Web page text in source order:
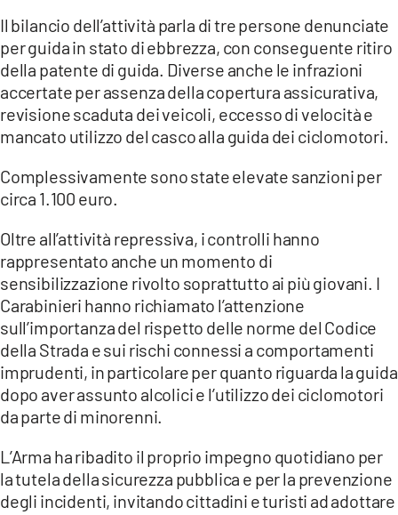
ANDROID
APPLE
Il bilancio dell’attività parla di tre persone denunciate
per guida in stato di ebbrezza, con conseguente ritiro
della patente di guida. Diverse anche le infrazioni
accertate per assenza della copertura assicurativa,
revisione scaduta dei veicoli, eccesso di velocità e
mancato utilizzo del casco alla guida dei ciclomotori.
Complessivamente sono state elevate sanzioni per
circa 1.100 euro.
Oltre all’attività repressiva, i controlli hanno
rappresentato anche un momento di
sensibilizzazione rivolto soprattutto ai più giovani. I
Carabinieri hanno richiamato l’attenzione
sull’importanza del rispetto delle norme del Codice
della Strada e sui rischi connessi a comportamenti
imprudenti, in particolare per quanto riguarda la guida
dopo aver assunto alcolici e l’utilizzo dei ciclomotori
da parte di minorenni.
L’Arma ha ribadito il proprio impegno quotidiano per
la tutela della sicurezza pubblica e per la prevenzione
degli incidenti, invitando cittadini e turisti ad adottare